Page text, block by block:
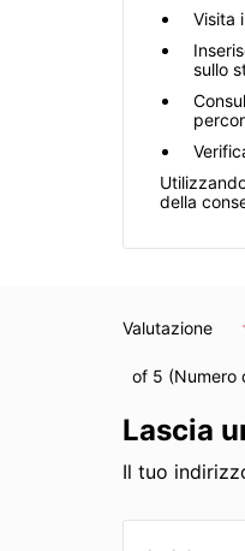
Visita
sullo
della
Valutazione
of 5 (Numero
Lascia
Il tuo